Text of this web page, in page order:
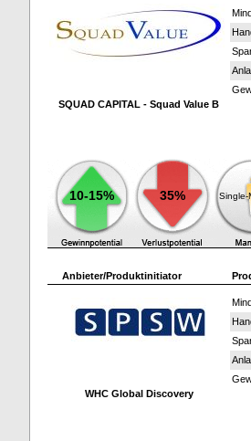
SQUAD CAPITAL - Squad Value B
10-15% 35% Single-
Anbieter/Produktinitiator
WHC Global Discovery